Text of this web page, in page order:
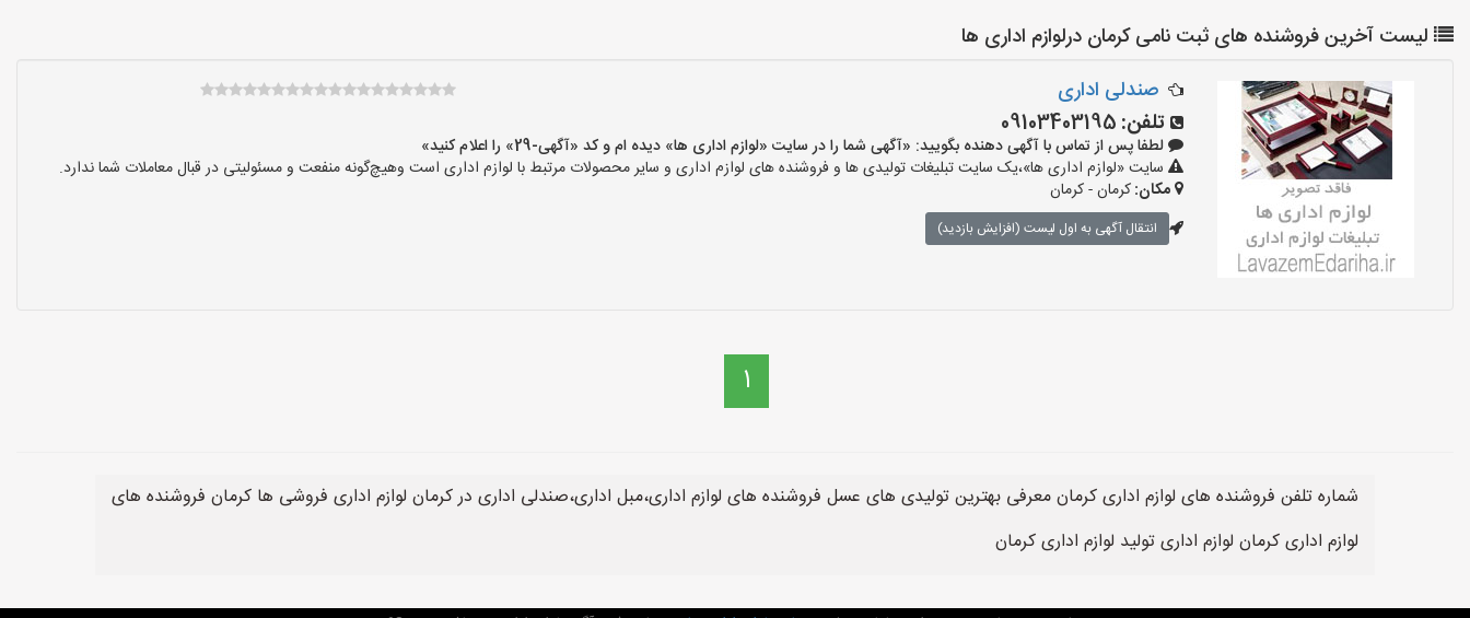
لیست آخرین فروشنده های ثبت نامی کرمان درلوازم اداری ها
صندلی اداری
تلفن: 09103403195
لطفا پس از تماس با آگهی دهنده بگویید: «آگهی شما را در سایت «لوازم اداری ها» دیده ام و کد «آگهی-29» را اعلام کنید»
سایت «لوازم اداری ها»،یک سایت تبلیغات تولیدی ها و فروشنده های لوازم اداری و سایر محصولات مرتبط با لوازم اداری است وهیچ‌گونه منفعت و مسئولیتی در قبال معاملات شما ندارد.
مکان:کرمان - کرمان
انتقال آگهی به اول لیست (افزایش بازدید)
1
شماره تلفن فروشنده های لوازم اداری کرمان معرفی بهترین تولیدی های عسل فروشنده های لوازم اداری،مبل اداری،صندلی اداری در کرمان لوازم اداری فروشی ها کرمان فروشنده های
لوازم اداری کرمان لوازم اداری تولید لوازم اداری کرمان